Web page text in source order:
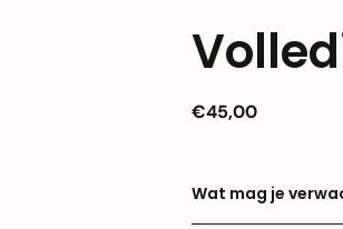
€45,00
Wat mag je